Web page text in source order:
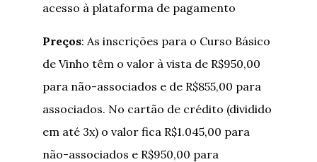
acesso à plataforma de pagamento
Preços: As inscrições para o Curso Básico
de Vinho têm o valor à vista de R$950,00
para não-associados e de R$855,00 para
associados. No cartão de crédito (dividido
em até 3x) o valor fica R$1.045,00 para
não-associados e R$950,00 para